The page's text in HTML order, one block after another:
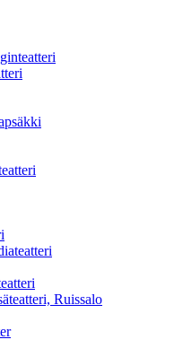
Ruissalo